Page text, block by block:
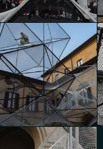
Andrea Ferrario
The Art of Dreams
Riccardo Bertani